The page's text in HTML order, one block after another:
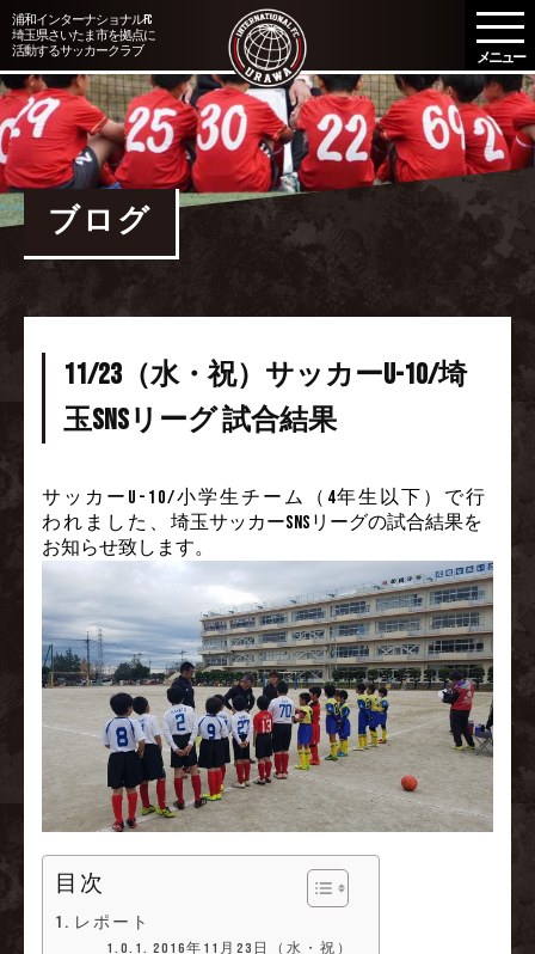
浦和インターナショナルFC
埼玉県さいたま市を拠点に
活動するサッカークラブ
メ
ニ
ュ
ー
を
開
ブログ
11/23（水・祝）サッカーU-10/埼
玉SNSリーグ 試合結果
サッカーU-10/小学生チーム（4年生以下）で行
われました、 埼玉サッカーSNSリーグの試合結果を
お知らせ致します。
目次
レポート
2016年11月23日（水・祝）